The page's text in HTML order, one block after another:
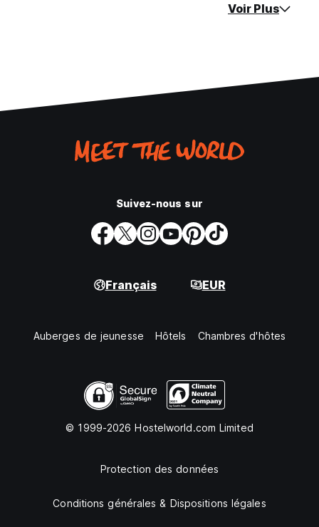
Voir Plus
Suivez-nous sur
Français EUR
Auberges de jeunesse Hôtels Chambres d'hôtes
© 1999-2026 Hostelworld.com Limited
Protection des données
Conditions générales & Dispositions légales